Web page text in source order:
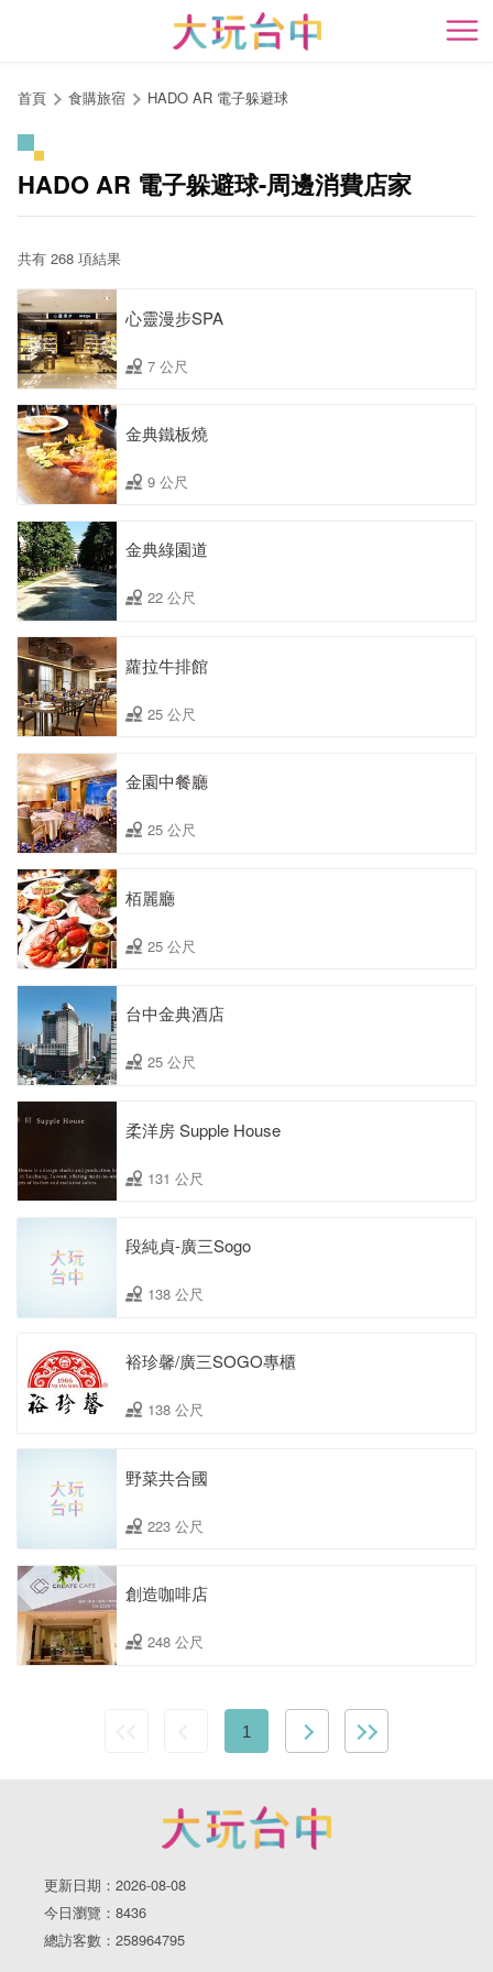
開
首頁 食購旅宿 HADO AR 電子躲避球
HADO AR 電子躲避球-周邊消費店家
共有 268 項結果
心靈漫步SPA
7 公尺
金典鐵板燒
9 公尺
金典綠園道
22 公尺
蘿拉牛排館
25 公尺
金園中餐廳
25 公尺
栢麗廳
25 公尺
台中金典酒店
25 公尺
柔洋房 Supple House
131 公尺
段純貞-廣三Sogo
138 公尺
裕珍馨/廣三SOGO專櫃
138 公尺
野菜共合國
223 公尺
創造咖啡店
248 公尺
1
更新日期：2026-08-08
今日瀏覽：8436
總訪客數：258964795